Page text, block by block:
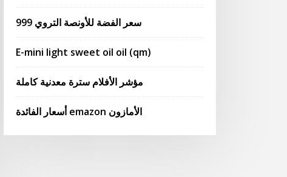
999 سعر الفضة للأونصة التروي
E-mini light sweet oil oil (qm)
مؤشر الأفلام سترة معدنية كاملة
أسعار الفائدة emazon الأمازون